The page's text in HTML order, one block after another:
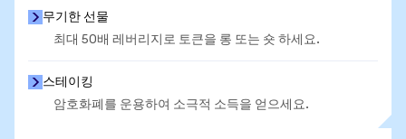
무기한 선물
최대 50배 레버리지로 토큰을 롱 또는 숏 하세요.
스테이킹
암호화폐를 운용하여 소극적 소득을 얻으세요.